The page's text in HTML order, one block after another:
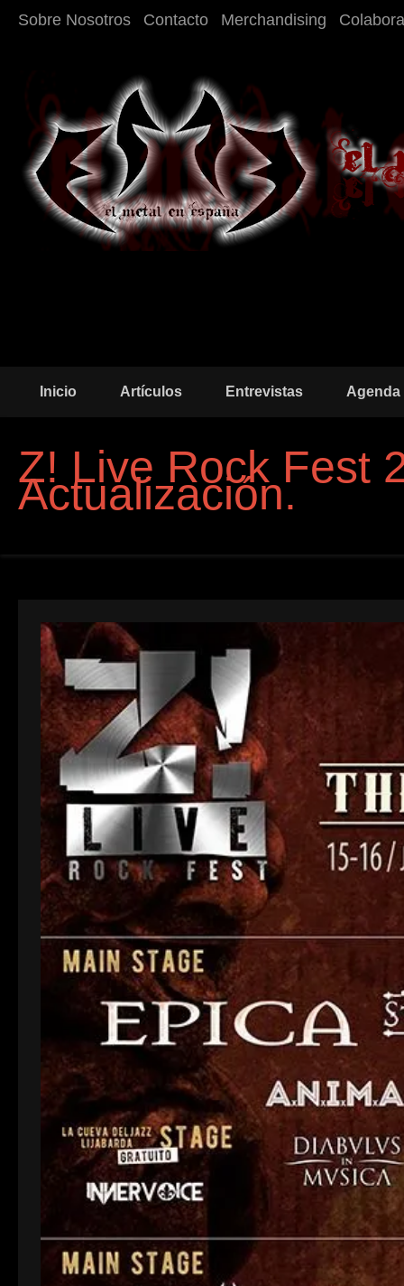
Sobre Nosotros Contacto Merchandising
Inicio Artículos Entrevistas Agenda
Z! Live Rock Fest
Actualización.